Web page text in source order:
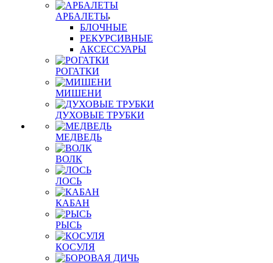
АРБАЛЕТЫ
БЛОЧНЫЕ
РЕКУРСИВНЫЕ
АКСЕССУАРЫ
РОГАТКИ
МИШЕНИ
ДУХОВЫЕ ТРУБКИ
МЕДВЕДЬ
ВОЛК
ЛОСЬ
КАБАН
РЫСЬ
КОСУЛЯ